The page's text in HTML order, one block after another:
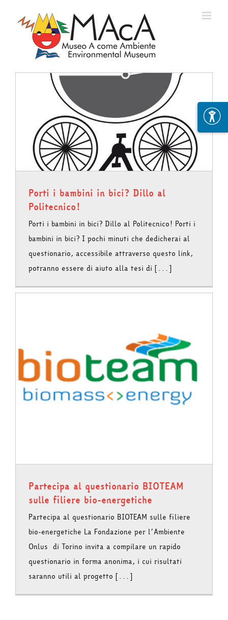
Porti i bambini in bici? Dillo al
Politecnico!
Porti i bambini in bici? Dillo al Politecnico! Porti i
bambini in bici? I pochi minuti che dedicherai al
questionario, accessibile attraverso questo link,
potranno essere di aiuto alla tesi di [...]
Partecipa al questionario BIOTEAM
sulle filiere bio-energetiche
Partecipa al questionario BIOTEAM sulle filiere
bio-energetiche La Fondazione per l’Ambiente
Onlus di Torino invita a compilare un rapido
questionario in forma anonima, i cui risultati
saranno utili al progetto [...]